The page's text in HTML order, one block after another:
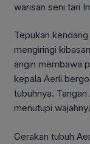
warisan seni tari
Tepukan
mengiringi
angin membawa
kepala Aerli
tubuhnya.
menutupi
Gerakan tubuh